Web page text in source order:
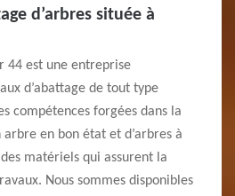
d’arbres située à
44 est une entreprise
d’abattage de tout type
compétences forgées dans la
arbre en bon état et d’arbres à
matériels qui assurent la
Nous sommes disponibles